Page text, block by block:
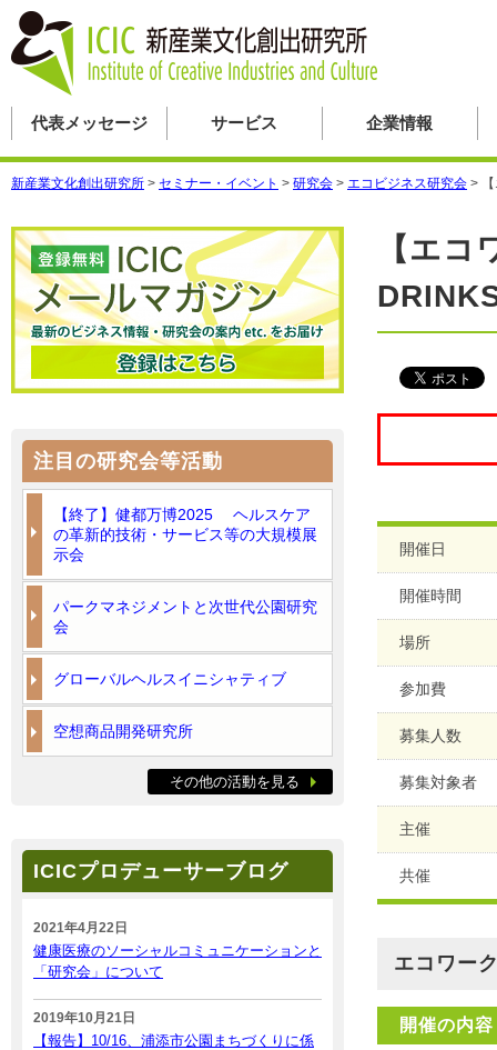
代表メッセージ サービス 企業情報
新産業文化創出研究所 > セミナー・イベント > 研究会 > エコビジネス研究会 >
【エ
開催日
開催時間
場所
参加費
募集人数
募集対象者
主催
共催
エコワー
開催の内容
注目の研究会等活動
【終了】健都万博2025 ヘルスケア
の革新的技術・サービス等の大規模展
示会
パークマネジメントと次世代公園研究
会
グローバルヘルスイニシャティブ
空想商品開発研究所
その他の活動を見る
ICICプロデューサーブログ
2021年4月22日
健康医療のソーシャルコミュニケーションと
「研究会」について
2019年10月21日
【報告】10/16、浦添市公園まちづくりに係